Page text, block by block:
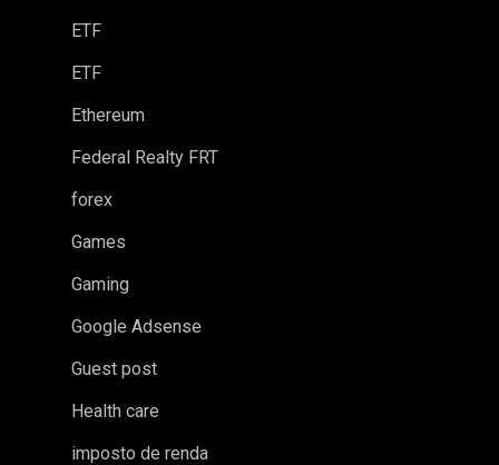
ETF
ETF
Ethereum
Federal Realty FRT
forex
Games
Gaming
Google Adsense
Guest post
Health care
imposto de renda